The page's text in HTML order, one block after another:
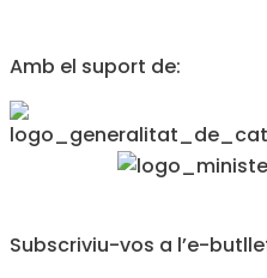
Amb el suport de:
Subscriviu-vos a l’e-